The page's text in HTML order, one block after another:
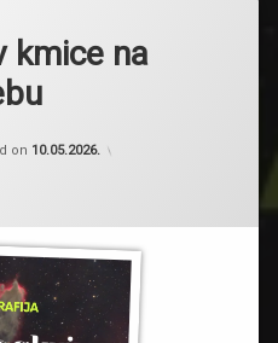
kmice na
on 10.05.2026.